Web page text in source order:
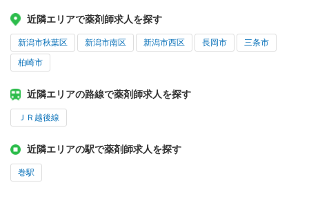
近隣エリアで薬剤師求人を探す
新潟市秋葉区 新潟市南区 新潟市西区 長岡市 三条市
柏崎市
近隣エリアの路線で薬剤師求人を探す
ＪＲ越後線
近隣エリアの駅で薬剤師求人を探す
巻駅